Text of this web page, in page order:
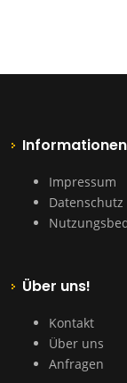
Impressum
Datenschutz
Über uns!
Kontakt
Über uns
Anfragen